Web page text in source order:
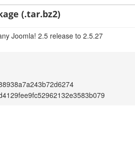
(.tar.bz2)
Joomla! 2.5 release to 2.5.27